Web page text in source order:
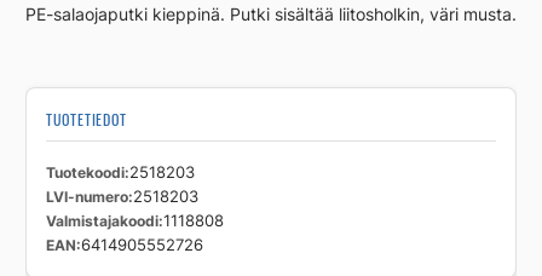
määrä
PE-salaojaputki kieppinä. Putki sisältää liitosholkin, väri musta.
TUOTETIEDOT
Tuotekoodi 2518203
LVI-numero 2518203
Valmistajakoodi 1118808
EAN 6414905552726